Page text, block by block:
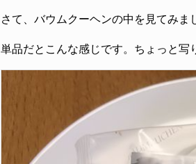
さて、バウムクーヘンの中を見てみま
単品だとこんな感じです。ちょっと写